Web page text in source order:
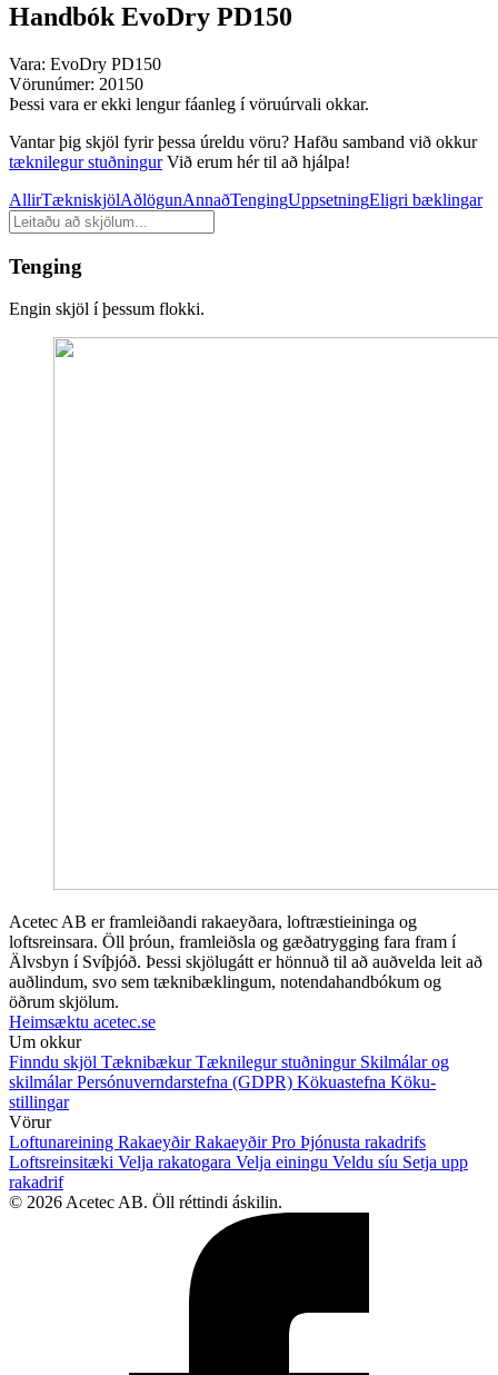
Handbók EvoDry PD150
Vara: EvoDry PD150
Vörunúmer: 20150
Þessi vara er ekki lengur fáanleg í vöruúrvali okkar.
Vantar þig skjöl fyrir þessa úreldu vöru? Hafðu samband við okkur
tæknilegur stuðningurVið erum hér til að hjálpa!
AllirTækniskjölAðlögunAnnaðTengingUppsetningEligri bæklingar
Leita
að
skjölum
Tenging
Engin skjöl í þessum flokki.
Acetec AB er framleiðandi rakaeyðara, loftræstieininga og
loftsreinsara. Öll þróun, framleiðsla og gæðatrygging fara fram í
Älvsbyn í Svíþjóð. Þessi skjölugátt er hönnuð til að auðvelda leit að
auðlindum, svo sem tæknibæklingum, notendahandbókum og
öðrum skjölum.
Heimsæktu acetec.se
Um okkur
Finndu skjöl TæknibækurTæknilegur stuðningur Skilmálar og
skilmálarPersónuverndarstefna (GDPR) Kökuastefna Köku-
stillingar
Vörur
Loftunareining RakaeyðirRakaeyðir Pro Þjónusta rakadrifs
Loftsreinsitæki Velja rakatogara Velja einingu Veldu síu Setja upp
rakadrif
© 2026 Acetec AB. Öll réttindi áskilin.